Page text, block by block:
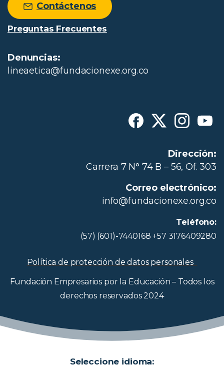
Contáctenos
Preguntas Frecuentes
Denuncias:
lineaetica@fundacionexe.org.co
Dirección:
Carrera 7 N° 74 B – 56, Of. 303
Correo electrónico:
info@fundacionexe.org.co
Teléfono:
(57) (601)-7440168 +57 3176409280
Política de protección de datos personales
Fundación Empresarios por la Educación – Todos los
derechos reservados 2024
Seleccione idioma: